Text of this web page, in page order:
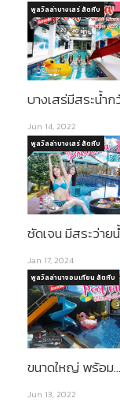
บางเสร่มีสระน้ำ
พูลวิลล่าบางเสร่ สัตหีบ
Jun 14, 2022
ชัดเจน มีสระว่าย
พูลวิลล่าบางเสร่ สัตหีบ
Jan 17, 2024
ขนาดใหญ่ พร้อม…
พูลวิลล่านาจอมเทียน สัตหีบ
Jun 13, 2022